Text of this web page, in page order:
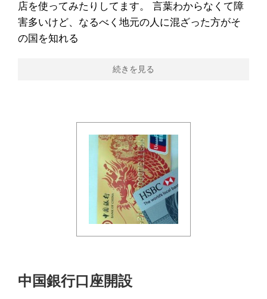
店を使ってみたりしてます。 言葉わからなくて障
害多いけど、なるべく地元の人に混ざった方がそ
の国を知れる
続きを見る
中国銀行口座開設